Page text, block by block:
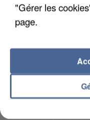
"Gérer les
page.